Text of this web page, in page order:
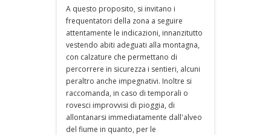
A questo proposito, si invitano i
frequentatori della zona a seguire
attentamente le indicazioni, innanzitutto
vestendo abiti adeguati alla montagna,
con calzature che permettano di
percorrere in sicurezza i sentieri, alcuni
peraltro anche impegnativi. Inoltre si
raccomanda, in caso di temporali o
rovesci improvvisi di pioggia, di
allontanarsi immediatamente dall'alveo
del fiume in quanto, per le